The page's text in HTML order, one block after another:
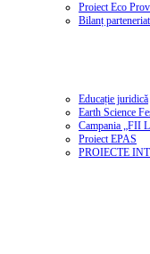
Proiect Eco
Bilanț
Educație juridică
Earth Science
Campania „FII
Proiect EPAS
PROIECTE